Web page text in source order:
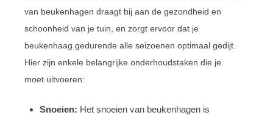
van beukenhagen draagt bij aan de gezondheid en
schoonheid van je tuin, en zorgt ervoor dat je
beukenhaag gedurende alle seizoenen optimaal gedijt.
Hier zijn enkele belangrijke onderhoudstaken die je
moet uitvoeren:
Snoeien: Het snoeien van beukenhagen is